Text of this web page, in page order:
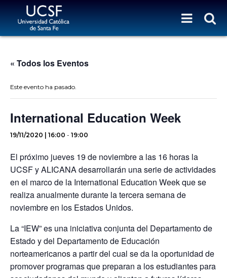
« Todos los Eventos
Este evento ha pasado.
International Education Week
19/11/2020 | 16:00 - 19:00
El próximo jueves 19 de noviembre a las 16 horas la
UCSF y ALICANA desarrollarán una serie de actividades
en el marco de la International Education Week que se
realiza anualmente durante la tercera semana de
noviembre en los Estados Unidos.
La “IEW” es una iniciativa conjunta del Departamento de
Estado y del Departamento de Educación
norteamericanos a partir del cual se da la oportunidad de
promover programas que preparan a los estudiantes para